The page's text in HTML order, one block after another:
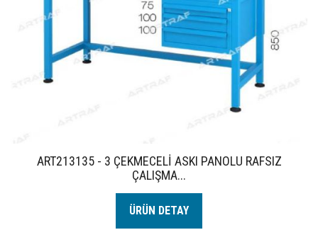
ART213135 - 3 ÇEKMECELİ ASKI PANOLU RAFSIZ
ÇALIŞMA...
ÜRÜN DETAY